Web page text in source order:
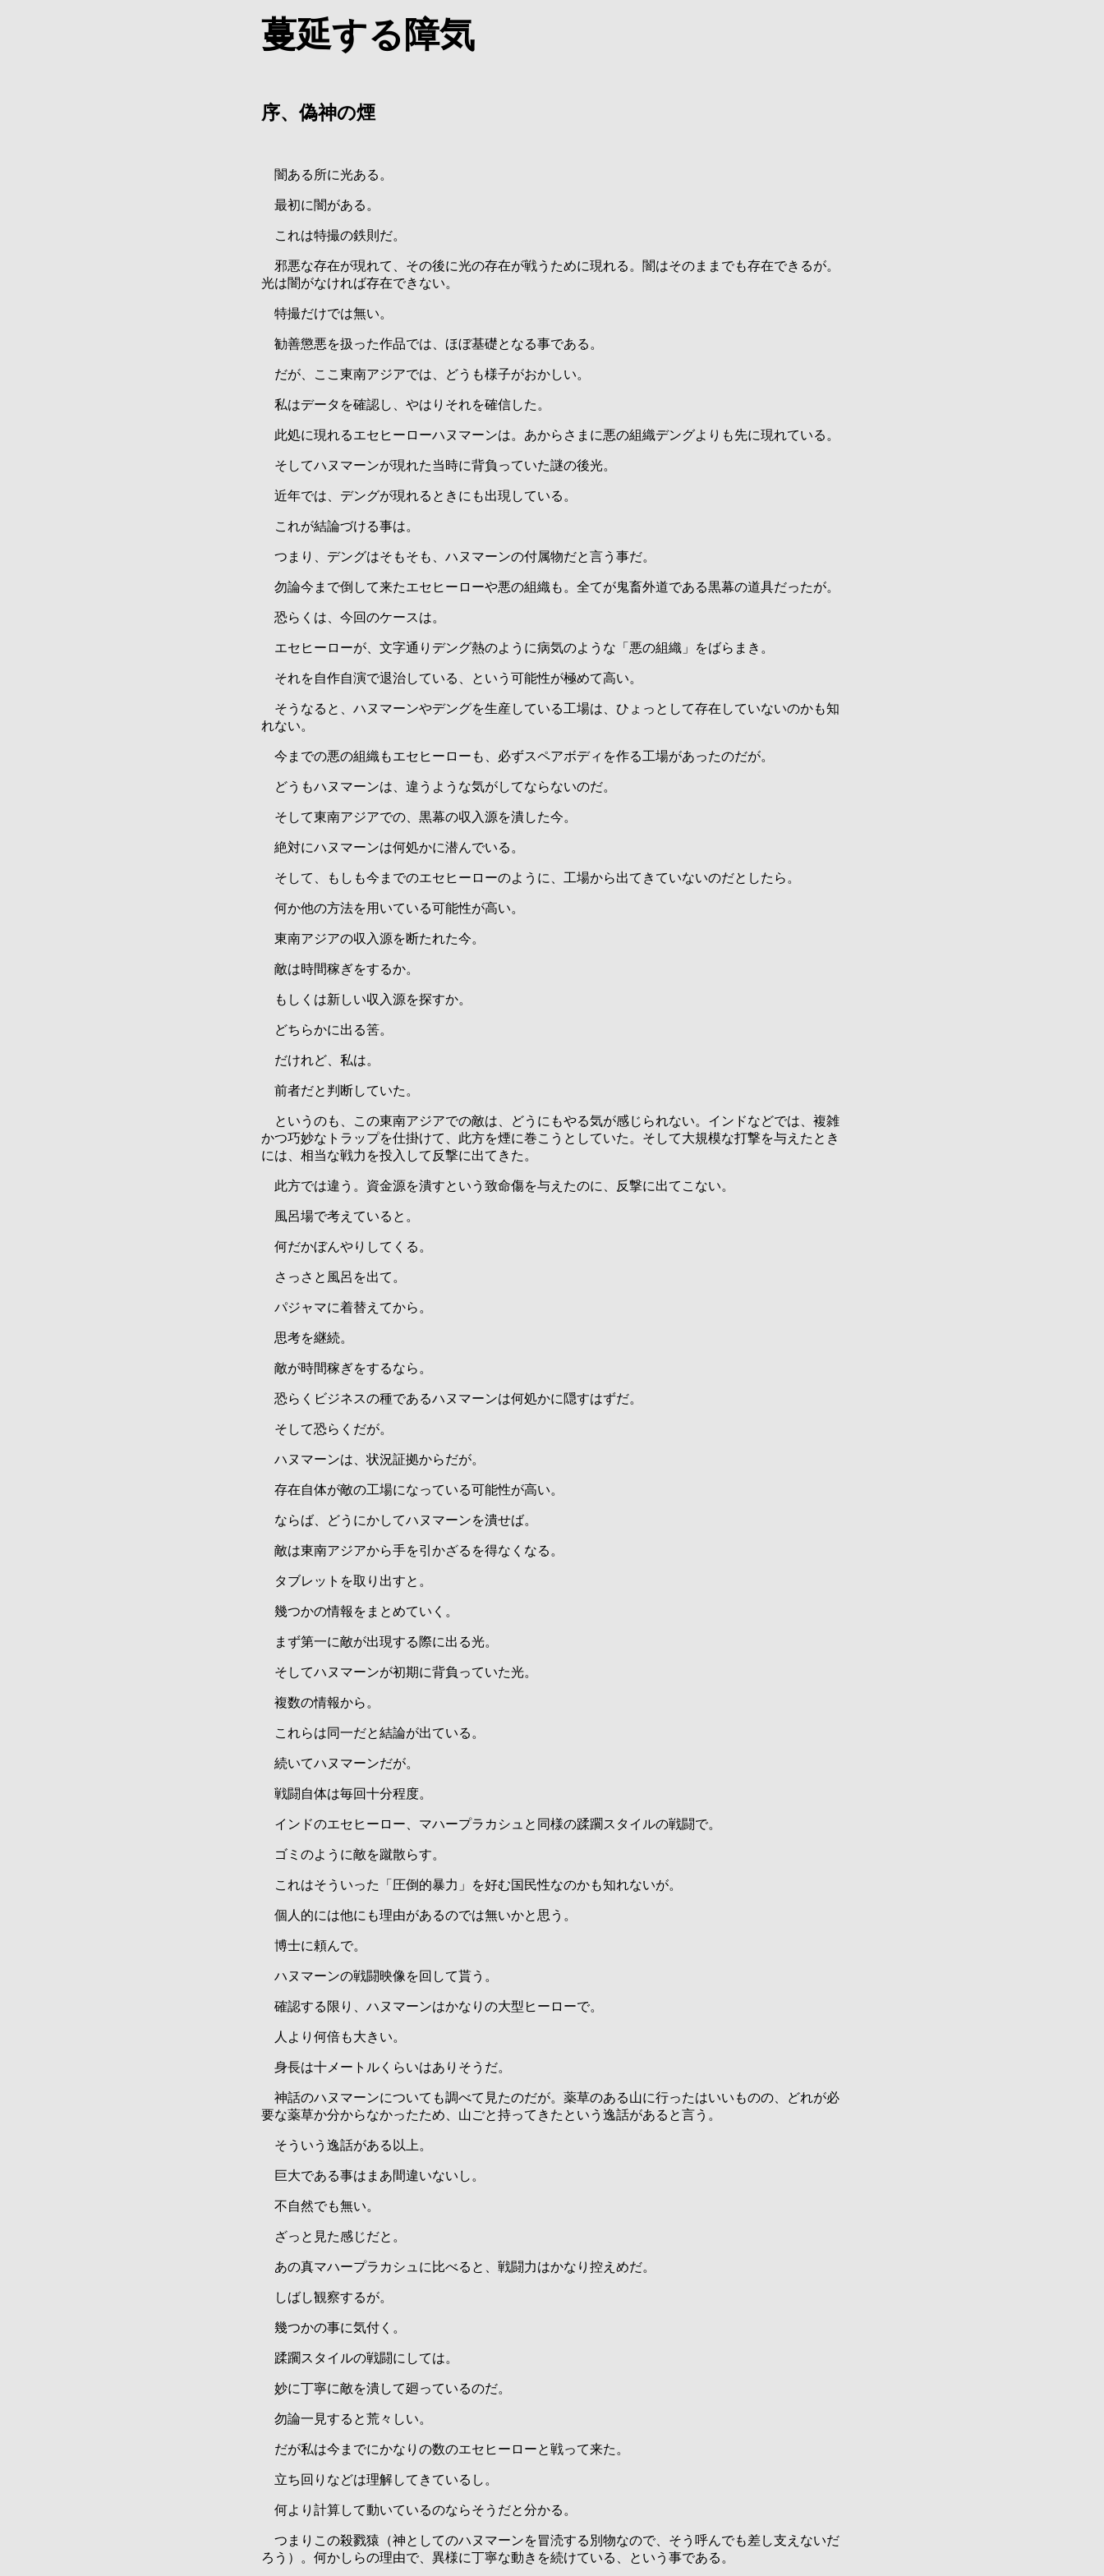
蔓延する障気
序、偽神の煙
闇ある所に光ある。
最初に闇がある。
これは特撮の鉄則だ。
邪悪な存在が現れて、その後に光の存在が戦うために現れる。闇はそのままでも存在できるが。
光は闇がなければ存在できない。
特撮だけでは無い。
勧善懲悪を扱った作品では、ほぼ基礎となる事である。
だが、ここ東南アジアでは、どうも様子がおかしい。
私はデータを確認し、やはりそれを確信した。
此処に現れるエセヒーローハヌマーンは。あからさまに悪の組織デングよりも先に現れている。
そしてハヌマーンが現れた当時に背負っていた謎の後光。
近年では、デングが現れるときにも出現している。
これが結論づける事は。
つまり、デングはそもそも、ハヌマーンの付属物だと言う事だ。
勿論今まで倒して来たエセヒーローや悪の組織も。全てが鬼畜外道である黒幕の道具だったが。
恐らくは、今回のケースは。
エセヒーローが、文字通りデング熱のように病気のような「悪の組織」をばらまき。
それを自作自演で退治している、という可能性が極めて高い。
そうなると、ハヌマーンやデングを生産している工場は、ひょっとして存在していないのかも知
れない。
今までの悪の組織もエセヒーローも、必ずスペアボディを作る工場があったのだが。
どうもハヌマーンは、違うような気がしてならないのだ。
そして東南アジアでの、黒幕の収入源を潰した今。
絶対にハヌマーンは何処かに潜んでいる。
そして、もしも今までのエセヒーローのように、工場から出てきていないのだとしたら。
何か他の方法を用いている可能性が高い。
東南アジアの収入源を断たれた今。
敵は時間稼ぎをするか。
もしくは新しい収入源を探すか。
どちらかに出る筈。
だけれど、私は。
前者だと判断していた。
というのも、この東南アジアでの敵は、どうにもやる気が感じられない。インドなどでは、複雑
かつ巧妙なトラップを仕掛けて、此方を煙に巻こうとしていた。そして大規模な打撃を与えたとき
には、相当な戦力を投入して反撃に出てきた。
此方では違う。資金源を潰すという致命傷を与えたのに、反撃に出てこない。
風呂場で考えていると。
何だかぼんやりしてくる。
さっさと風呂を出て。
パジャマに着替えてから。
思考を継続。
敵が時間稼ぎをするなら。
恐らくビジネスの種であるハヌマーンは何処かに隠すはずだ。
そして恐らくだが。
ハヌマーンは、状況証拠からだが。
存在自体が敵の工場になっている可能性が高い。
ならば、どうにかしてハヌマーンを潰せば。
敵は東南アジアから手を引かざるを得なくなる。
タブレットを取り出すと。
幾つかの情報をまとめていく。
まず第一に敵が出現する際に出る光。
そしてハヌマーンが初期に背負っていた光。
複数の情報から。
これらは同一だと結論が出ている。
続いてハヌマーンだが。
戦闘自体は毎回十分程度。
インドのエセヒーロー、マハープラカシュと同様の蹂躙スタイルの戦闘で。
ゴミのように敵を蹴散らす。
これはそういった「圧倒的暴力」を好む国民性なのかも知れないが。
個人的には他にも理由があるのでは無いかと思う。
博士に頼んで。
ハヌマーンの戦闘映像を回して貰う。
確認する限り、ハヌマーンはかなりの大型ヒーローで。
人より何倍も大きい。
身長は十メートルくらいはありそうだ。
神話のハヌマーンについても調べて見たのだが。薬草のある山に行ったはいいものの、どれが必
要な薬草か分からなかったため、山ごと持ってきたという逸話があると言う。
そういう逸話がある以上。
巨大である事はまあ間違いないし。
不自然でも無い。
ざっと見た感じだと。
あの真マハープラカシュに比べると、戦闘力はかなり控えめだ。
しばし観察するが。
幾つかの事に気付く。
蹂躙スタイルの戦闘にしては。
妙に丁寧に敵を潰して廻っているのだ。
勿論一見すると荒々しい。
だが私は今までにかなりの数のエセヒーローと戦って来た。
立ち回りなどは理解してきているし。
何より計算して動いているのならそうだと分かる。
つまりこの殺戮猿（神としてのハヌマーンを冒涜する別物なので、そう呼んでも差し支えないだ
ろう）。何かしらの理由で、異様に丁寧な動きを続けている、という事である。